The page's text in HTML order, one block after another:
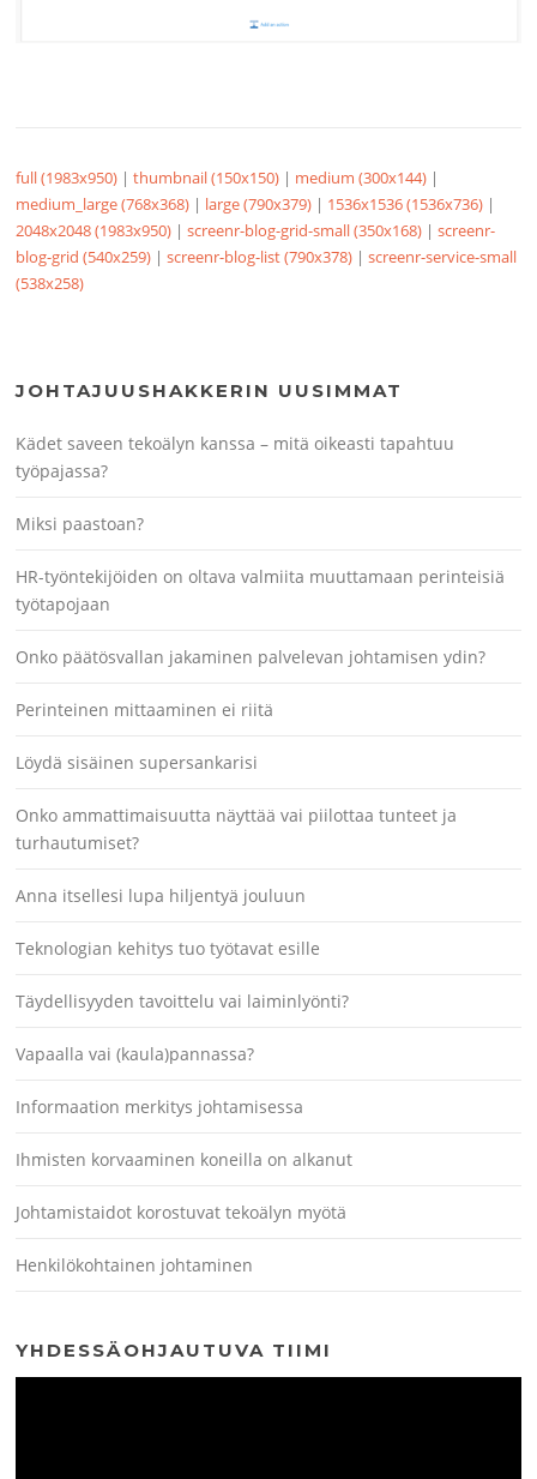
full (1983x950) |thumbnail (150x150) | medium (300x144) |
medium_large (768x368) | large (790x379) | 1536x1536 (1536x736) |
2048x2048 (1983x950) |screenr-blog-grid-small (350x168) |screenr-
blog-grid (540x259) |screenr-blog-list (790x378) |screenr-service-small
(538x258)
JOHTAJUUSHAKKERIN UUSIMMAT
Kädet saveen tekoälyn kanssa – mitä oikeasti tapahtuu
työpajassa?
Miksi paastoan?
HR-työntekijöiden on oltava valmiita muuttamaan perinteisiä
työtapojaan
Onko päätösvallan jakaminen palvelevan johtamisen ydin?
Perinteinen mittaaminen ei riitä
Löydä sisäinen supersankarisi
Onko ammattimaisuutta näyttää vai piilottaa tunteet ja
turhautumiset?
Anna itsellesi lupa hiljentyä jouluun
Teknologian kehitys tuo työtavat esille
Täydellisyyden tavoittelu vai laiminlyönti?
Vapaalla vai (kaula)pannassa?
Informaation merkitys johtamisessa
Ihmisten korvaaminen koneilla on alkanut
Johtamistaidot korostuvat tekoälyn myötä
Henkilökohtainen johtaminen
YHDESSÄOHJAUTUVA TIIMI